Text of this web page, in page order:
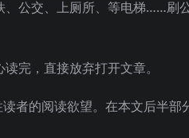
、公交、上厕所、等电梯……刷
完，直接放弃打开文章。
者的阅读欲望。在本文后半部